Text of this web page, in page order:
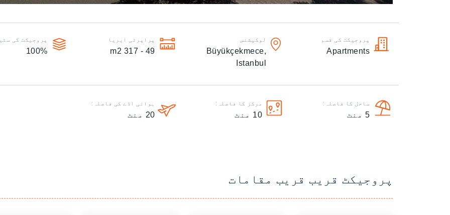
پروجیکٹ کی قسم
Apartments
لوکیشنس
Büyükçekmece,
Istanbul
پراپرٹی ایریا
49 - 317
پروجیکٹ کی
100%
ساحل کا فاصلہ:
5 منٹ
مرکز کا فاصلہ:
10 منٹ
ہوائی اڈے کی فاصلہ:
20 منٹ
پروجیکٹ قریب قریب مقامات